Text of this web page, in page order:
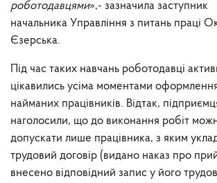
роботодавцями»,- зазначила заступник
начальника Управління з питань праці
Єзерська.
Під час таких навчань роботодавці
цікавились усіма моментами
найманих працівників. Відтак,
наголосили, що до виконання робіт
допускати лише працівника, з яким
трудовий договір (видано наказ про
внесено відповідний запис у його